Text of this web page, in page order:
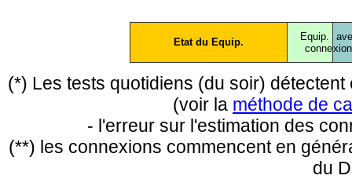
Etat du Equip.
Equip.
conne
(*) Les tests quotidiens (du soir)
(voir la méthode de
- l'erreur sur l'estimation des
(**) les connexions commencent en
du